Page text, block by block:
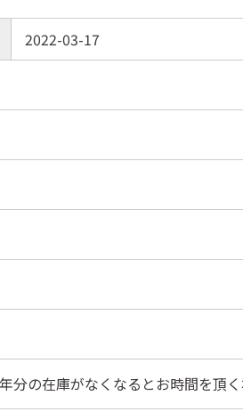
2022-03-17
の在庫がなくなるとお時間を頂く